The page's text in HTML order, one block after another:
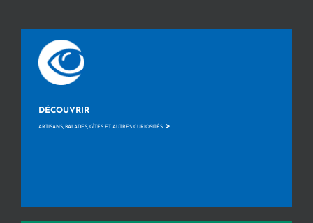
DÉCOUVRIR
ARTISANS, BALADES, GÎTES ET AUTRES CURIOSITÉS >